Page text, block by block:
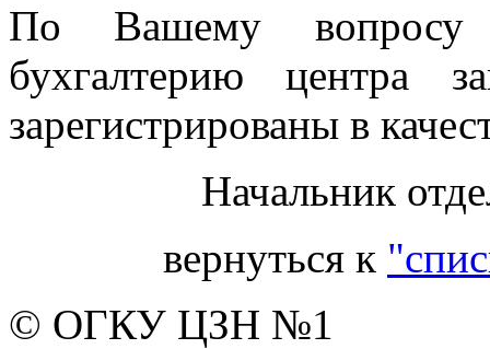
По Вашему вопросу
бухгалтерию центра
зарегистрированы в
Начальник
вернуться к
© ОГКУ ЦЗН №1